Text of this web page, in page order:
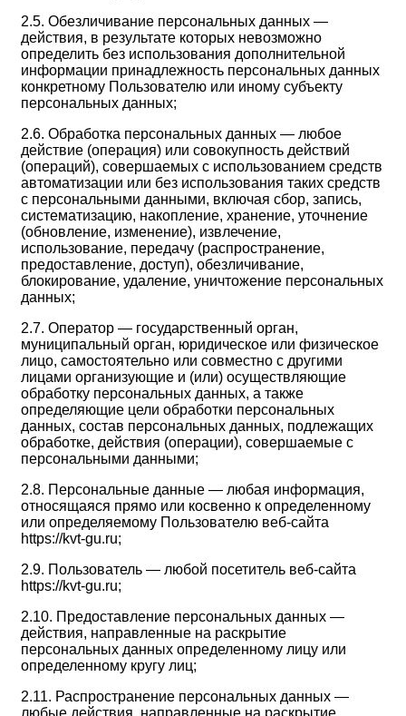
2.5. Обезличивание персональных данных —
действия, в результате которых невозможно
определить без использования дополнительной
информации принадлежность персональных данных
конкретному Пользователю или иному субъекту
персональных данных;
2.6. Обработка персональных данных — любое
действие (операция) или совокупность действий
(операций), совершаемых с использованием средств
автоматизации или без использования таких средств
с персональными данными, включая сбор, запись,
систематизацию, накопление, хранение, уточнение
(обновление, изменение), извлечение,
использование, передачу (распространение,
предоставление, доступ), обезличивание,
блокирование, удаление, уничтожение персональных
данных;
2.7. Оператор — государственный орган,
муниципальный орган, юридическое или физическое
лицо, самостоятельно или совместно с другими
лицами организующие и (или) осуществляющие
обработку персональных данных, а также
определяющие цели обработки персональных
данных, состав персональных данных, подлежащих
обработке, действия (операции), совершаемые с
персональными данными;
2.8. Персональные данные — любая информация,
относящаяся прямо или косвенно к определенному
или определяемому Пользователю веб-сайта
https://kvt-gu.ru;
2.9. Пользователь — любой посетитель веб-сайта
https://kvt-gu.ru;
2.10. Предоставление персональных данных —
действия, направленные на раскрытие
персональных данных определенному лицу или
определенному кругу лиц;
2.11. Распространение персональных данных —